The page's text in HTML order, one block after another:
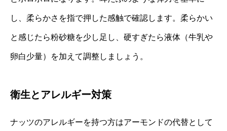
し、柔らかさを指で押した感触で確認します。柔らかい
と感じたら粉砂糖を少し足し、硬すぎたら液体（牛乳や
卵白少量）を加えて調整しましょう。
衛生とアレルギー対策
ナッツのアレルギーを持つ方はアーモンドの代替として